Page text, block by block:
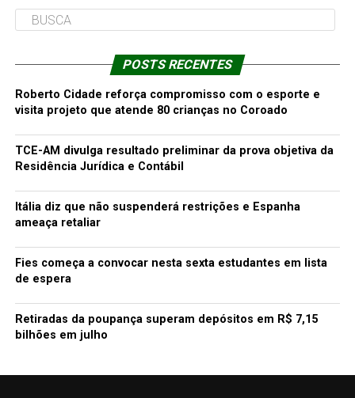
POSTS RECENTES
Roberto Cidade reforça compromisso com o esporte e
visita projeto que atende 80 crianças no Coroado
TCE-AM divulga resultado preliminar da prova objetiva da
Residência Jurídica e Contábil
Itália diz que não suspenderá restrições e Espanha
ameaça retaliar
Fies começa a convocar nesta sexta estudantes em lista
de espera
Retiradas da poupança superam depósitos em R$ 7,15
bilhões em julho